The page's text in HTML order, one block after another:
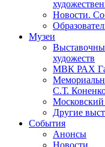
Новости.
Музеи
художеств
МВК РАХ
С.Т.
Московский
Другие
События
Анонсы
Новости